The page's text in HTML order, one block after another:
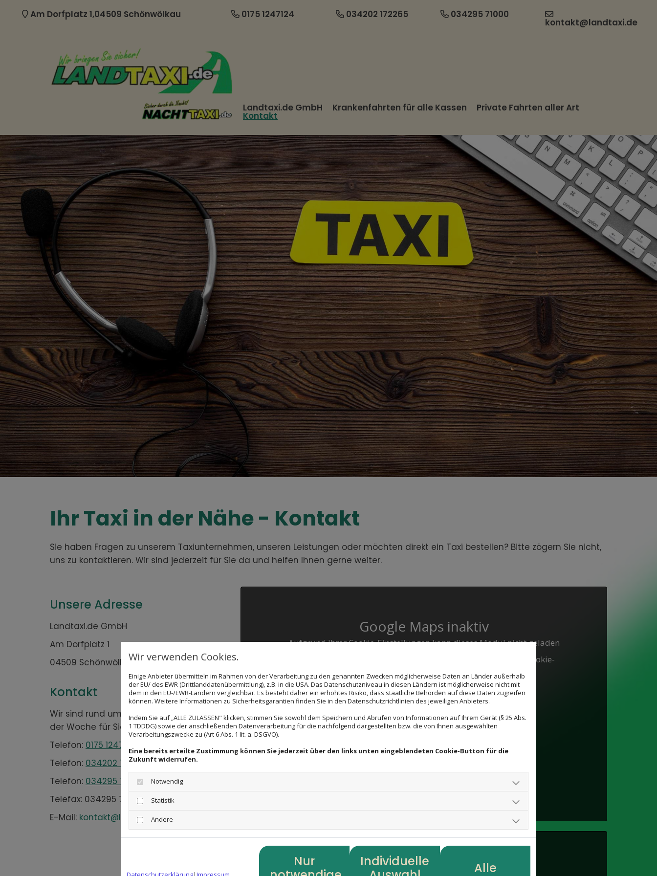
Am Dorfplatz 1,04509 Schönwölkau 0175 1247124 034202 172265 034295 71000
kontakt@landtaxi.de
Landtaxi.de GmbH Krankenfahrten für alle Kassen Private Fahrten aller Art
Kontakt
Ihr Taxi in der Nähe - Kontakt
Sie haben Fragen zu unserem Taxiunternehmen, unseren Leistungen oder möchten direkt ein Taxi bestellen? Bitte zögern Sie nicht,
uns zu kontaktieren. Wir sind jederzeit für Sie da und helfen Ihnen gerne weiter.
Unsere Adresse
Landtaxi.de GmbH
Am Dorfplatz 1
04509 Schönwölkau
Kontakt
Wir sind rund um die Uhr an 7 Tagen in
der Woche für Sie da!
Telefon: 0175 1247124
Telefon: 034202 172265
Telefon: 034295 71000
Telefax: 034295 71918
E-Mail: kontakt@landtaxi.de
Google Maps inaktiv
Aufgrund Ihrer Cookie-Einstellungen kann dieses Modul nicht geladen
Wenn Sie dieses Modul sehen möchten, passen Sie bitte Ihre Cookie-
Cookie Einstellungen
Google Maps inaktiv
Wir verwenden Cookies.
Einige Anbieter übermitteln im Rahmen von der Verarbeitung zu den genannten Zwecken möglicherweise Daten an Länder außerhalb
der EU/ des EWR (Drittlanddatenübermittlung), z.B. in die USA. Das Datenschutzniveau in diesen Ländern ist möglicherweise nicht mit
dem in den EU-/EWR-Ländern vergleichbar. Es besteht daher ein erhöhtes Risiko, dass staatliche Behörden auf diese Daten zugreifen
können. Weitere Informationen zu Sicherheitsgarantien finden Sie in den Datenschutzrichtlinien des jeweiligen Anbieters.
Indem Sie auf „ALLE ZULASSEN" klicken, stimmen Sie sowohl dem Speichern und Abrufen von Informationen auf Ihrem Gerät (§ 25 Abs.
1 TDDDG) sowie der anschließenden Datenverarbeitung für die nachfolgend dargestellten bzw. die von Ihnen ausgewählten
Verarbeitungszwecke zu (Art 6 Abs. 1 lit. a. DSGVO).
Eine bereits erteilte Zustimmung können Sie jederzeit über den links unten eingeblendeten Cookie-Button für die
Zukunft widerrufen.
Notwendig
Statistik
Andere
Nur
Individuelle
Alle